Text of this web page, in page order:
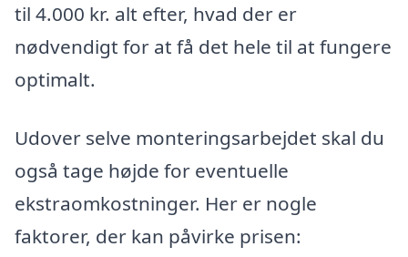
til 4.000 kr. alt efter, hvad der er
nødvendigt for at få det hele til at fungere
optimalt.
Udover selve monteringsarbejdet skal du
også tage højde for eventuelle
ekstraomkostninger. Her er nogle
faktorer, der kan påvirke prisen: